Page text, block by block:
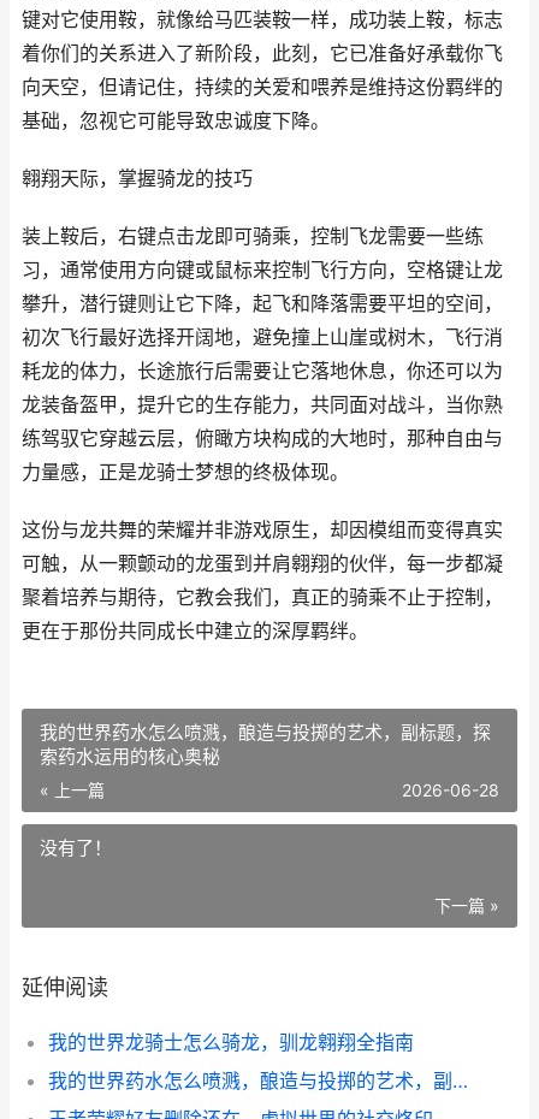
键对它使用鞍，就像给马匹装鞍一样，成功装上鞍，标志
着你们的关系进入了新阶段，此刻，它已准备好承载你飞
向天空，但请记住，持续的关爱和喂养是维持这份羁绊的
基础，忽视它可能导致忠诚度下降。
翱翔天际，掌握骑龙的技巧
装上鞍后，右键点击龙即可骑乘，控制飞龙需要一些练
习，通常使用方向键或鼠标来控制飞行方向，空格键让龙
攀升，潜行键则让它下降，起飞和降落需要平坦的空间，
初次飞行最好选择开阔地，避免撞上山崖或树木，飞行消
耗龙的体力，长途旅行后需要让它落地休息，你还可以为
龙装备盔甲，提升它的生存能力，共同面对战斗，当你熟
练驾驭它穿越云层，俯瞰方块构成的大地时，那种自由与
力量感，正是龙骑士梦想的终极体现。
这份与龙共舞的荣耀并非游戏原生，却因模组而变得真实
可触，从一颗颤动的龙蛋到并肩翱翔的伙伴，每一步都凝
聚着培养与期待，它教会我们，真正的骑乘不止于控制，
更在于那份共同成长中建立的深厚羁绊。
我的世界药水怎么喷溅，酿造与投掷的艺术，副标题，探
索药水运用的核心奥秘
« 上一篇 2026-06-28
没有了！
下一篇 »
延伸阅读
我的世界龙骑士怎么骑龙，驯龙翱翔全指南
我的世界药水怎么喷溅，酿造与投掷的艺术，副标题，探索药水运用的核心奥秘